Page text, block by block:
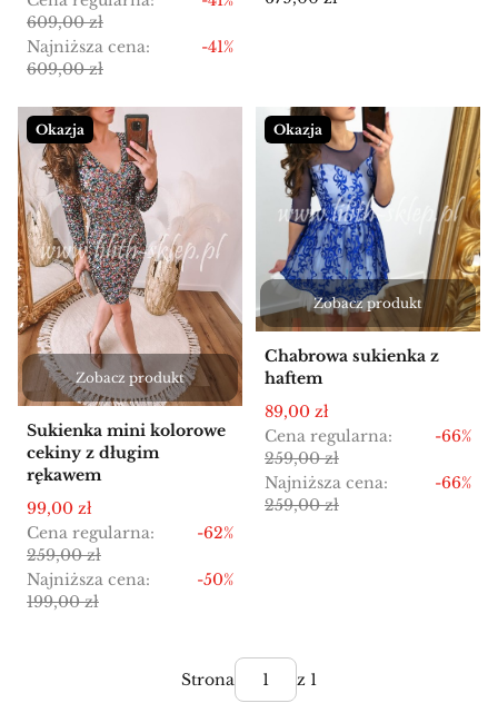
609,00 zł
Najniższa cena:
609,00 zł
-41%
Okazja
Zobacz produkt
Sukienka mini kolorowe
cekiny z długim
rękawem
Cena promocyjna
99,00 zł
Cena regularna:
259,00 zł
-62%
Najniższa cena:
199,00 zł
-50%
Okazja
Zobacz produkt
Chabrowa sukienka z
haftem
Cena promocyjna
89,00 zł
Cena regularna:
259,00 zł
-66%
Najniższa cena:
259,00 zł
-66%
Strona z 1